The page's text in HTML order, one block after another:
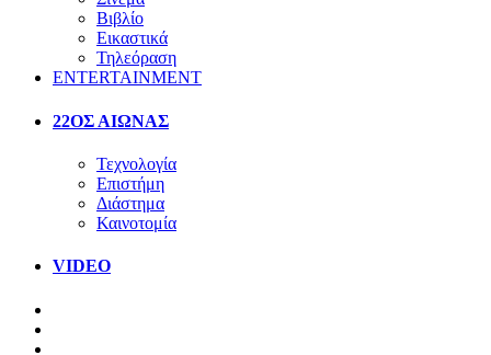
Βιβλίο
Εικαστικά
Τηλεόραση
ENTERTAINMENT
22ΟΣ ΑΙΩΝΑΣ
Τεχνολογία
Επιστήμη
Διάστημα
Καινοτομία
VIDEO